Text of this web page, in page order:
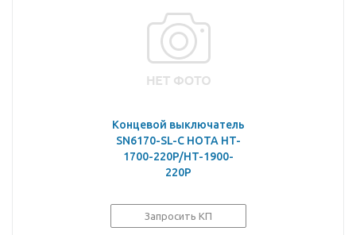
Концевой выключатель
SN6170-SL-C HOTA HT-
1700-220P/HT-1900-
220P
Запросить КП